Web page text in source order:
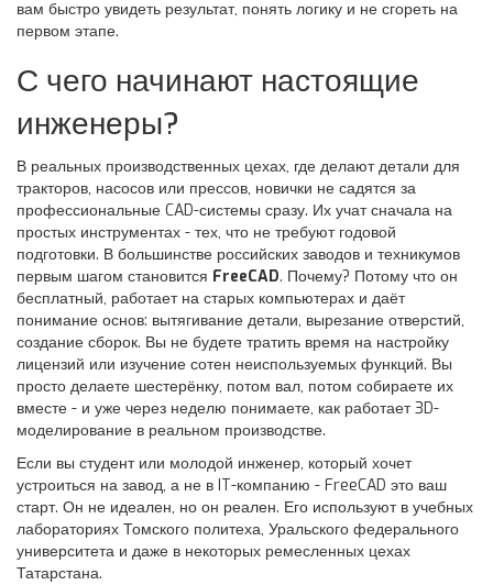
вам быстро увидеть результат, понять логику и не сгореть на
первом этапе.
С чего начинают настоящие
инженеры?
В реальных производственных цехах, где делают детали для
тракторов, насосов или прессов, новички не садятся за
профессиональные CAD-системы сразу. Их учат сначала на
простых инструментах - тех, что не требуют годовой
подготовки. В большинстве российских заводов и техникумов
первым шагом становится FreeCAD. Почему? Потому что он
бесплатный, работает на старых компьютерах и даёт
понимание основ: вытягивание детали, вырезание отверстий,
создание сборок. Вы не будете тратить время на настройку
лицензий или изучение сотен неиспользуемых функций. Вы
просто делаете шестерёнку, потом вал, потом собираете их
вместе - и уже через неделю понимаете, как работает 3D-
моделирование в реальном производстве.
Если вы студент или молодой инженер, который хочет
устроиться на завод, а не в IT-компанию - FreeCAD это ваш
старт. Он не идеален, но он реален. Его используют в учебных
лабораториях Томского политеха, Уральского федерального
университета и даже в некоторых ремесленных цехах
Татарстана.